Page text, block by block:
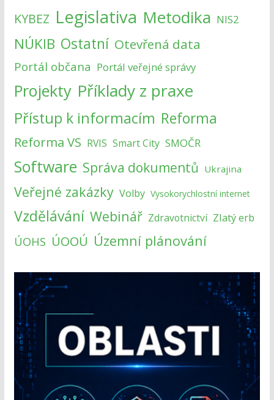
KYBEZ Legislativa Metodika NIS2
NÚKIB Ostatní Otevřená data
Portál občana Portál veřejné správy
Projekty Příklady z praxe
Přístup k informacím Reforma
Reforma VS RVIS Smart City SMOČR
Software Správa dokumentů Ukrajina
Veřejné zakázky Volby Vysokorychlostní internet
Vzdělávání Webinář Zdravotnictví Zlatý erb
ÚOHS ÚOOÚ Územní plánování